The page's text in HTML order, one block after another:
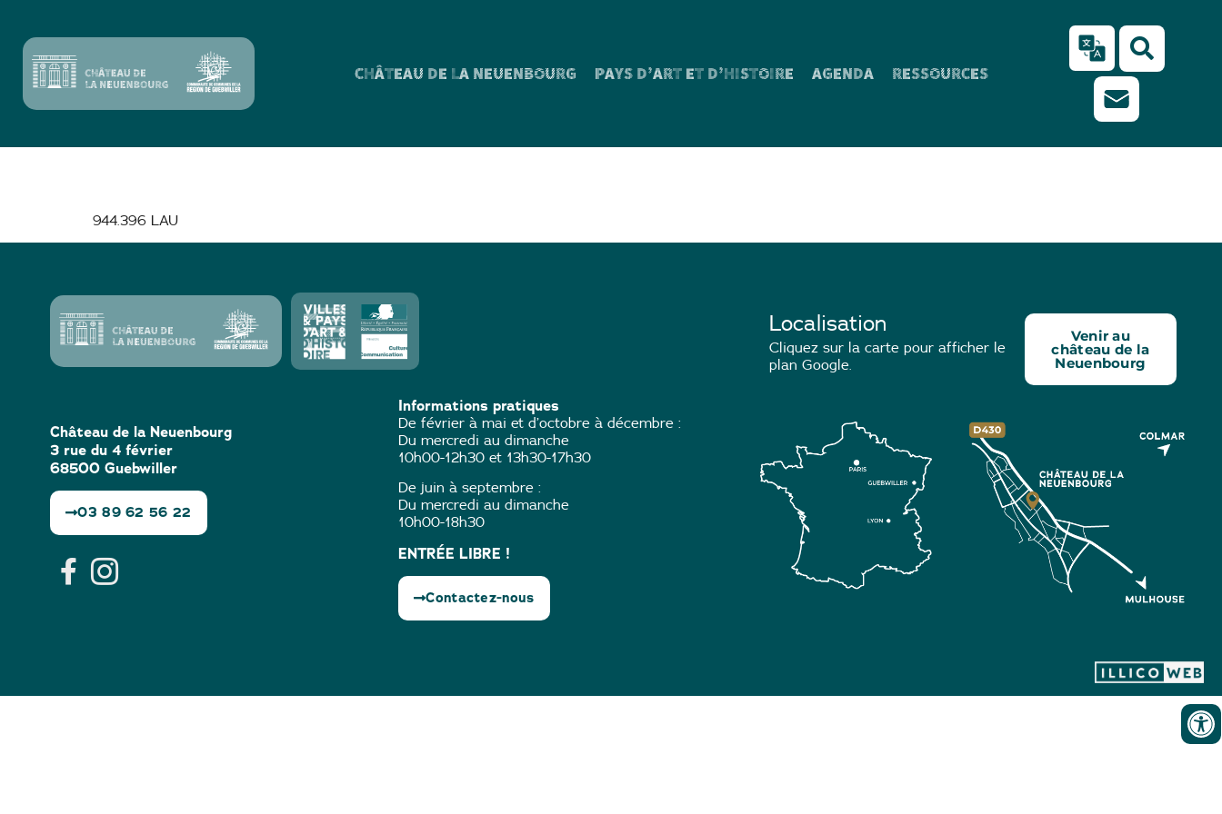
CHÂTEAU DE LA NEUENBOURG PAYS D’ART ET D’HISTOIRE AGENDA RESSOURCES
944.396 LAU
Château de la Neuenbourg
3 rue du 4 février
68500 Guebwiller
03 89 62 56 22
Informations pratiques
De février à mai et d’octobre à décembre :
Du mercredi au dimanche
10h00-12h30 et 13h30-17h30
De juin à septembre :
Du mercredi au dimanche
10h00-18h30
ENTRÉE LIBRE !
Contactez-nous
Localisation
Cliquez sur la carte pour afficher le
plan Google.
Venir au
château de la
Neuenbourg